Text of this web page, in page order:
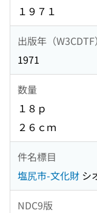
１９７１
出版年（W3CDTF）
1971
数量
１８ｐ
２６ｃｍ
件名標目
塩尻市-文化財 シ
NDC9版